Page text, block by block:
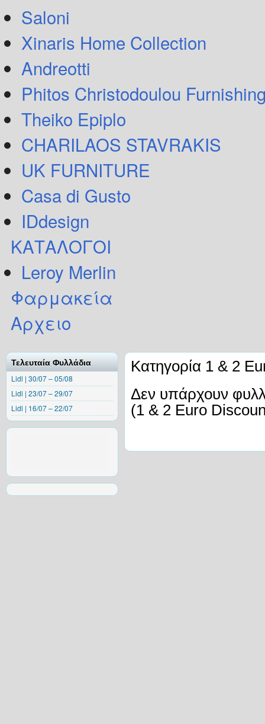
Saloni
Xinaris Home Collection
Andreotti
Phitos Christodoulou
Theiko Epiplo
CHARILAOS STAVRAKIS
UK FURNITURE
Casa di Gusto
IDdesign
ΚΑΤΑΛΟΓΟΙ
Leroy Merlin
Φαρμακεία
Αρχειο
Τελευταία Φυλλάδια
Lidl | 30/07 – 05/08
Lidl | 23/07 – 29/07
Lidl | 16/07 – 22/07
Κατηγορία 1 & 2
Δεν υπάρχουν
(1 & 2 Euro